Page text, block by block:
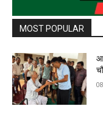
MOST POPULAR